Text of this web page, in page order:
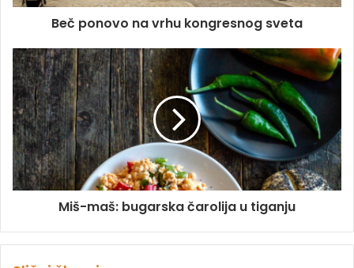
Beč ponovo na vrhu kongresnog sveta
Miš-maš: bugarska čarolija u tiganju